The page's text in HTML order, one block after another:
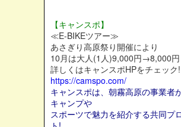
【キャンスポ】
≪E-BIKEツアー≫
あさぎり高原祭り開催により
10月は大人(1人)9,000円→8,000円
詳しくはキャンスポHPをチェック!
https://camspo.com/
キャンスポは、朝霧高原の事業者
キャンプや
スポーツで魅力を紹介する共同プ